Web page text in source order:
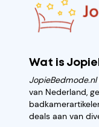
Wat is
JopieBedmode.nl
van Nederland,
deals aan van